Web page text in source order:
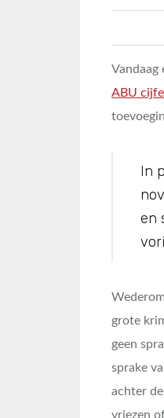
Vandaag
ABU
In
en
grote
geen
sprake
achter
vriezen